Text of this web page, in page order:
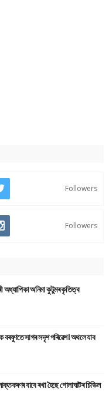
Followers
Followers
অধ্যাপিকা অনিমা কুটুমৰ কৃতিত্ব
বৰষুণতে সাগৰ সদৃশ পৰিৱেশ। অথলে যাব
বাবে ৰখা হৈছে গোলাঘাটৰ চিভিল